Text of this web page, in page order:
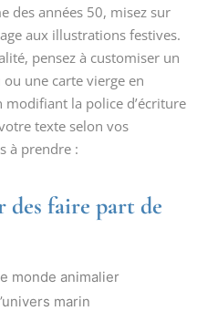
des années 50, misez sur
aux illustrations festives.
pensez à customiser un
une carte vierge en
la police d’écriture
texte selon vos
à prendre :
des faire part de
monde animalier
marin